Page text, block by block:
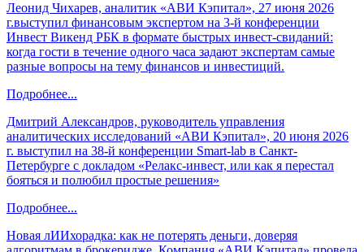
Леонид Чихарев, аналитик «АВИ Кэпитал», 27 июня 2026
г.выступил финансовым экспертом на 3-й конференции
Инвест Викенд РБК в формате быстрых инвест-свиданий:
когда гости в течение одного часа задают экспертам самые
разные вопросы на тему финансов и инвестиций.
Подробнее...
Дмитрий Александров, руководитель управления
аналитических исследований «АВИ Кэпитал», 20 июня 2026
г. выступил на 38-й конференции Smart-lab в Санкт-
Петербурге с докладом «Релакс-инвест, или как я перестал
бояться и полюбил простые решения»
Подробнее...
Новая лИИхорадка: как не потерять деньги, доверяя